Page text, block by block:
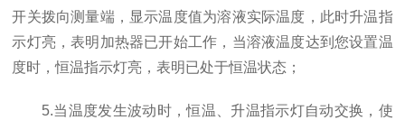
开关拨向测量端，显示温度值为溶液实际温度，此时升温指
示灯亮，表明加热器已开始工作，当溶液温度达到您设置温
度时，恒温指示灯亮，表明已处于恒温状态；
5.当温度发生波动时，恒温、升温指示灯自动交换，使